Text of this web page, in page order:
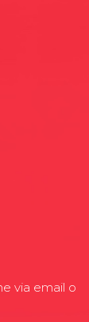
via email o